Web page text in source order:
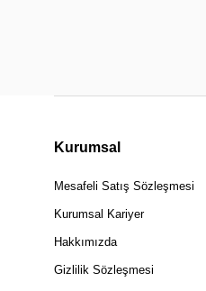
Kurumsal
Mesafeli Satış Sözleşmesi
Kurumsal Kariyer
Hakkımızda
Gizlilik Sözleşmesi